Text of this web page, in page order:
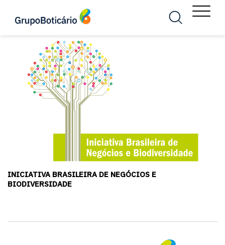
Busca Menu
INICIATIVA BRASILEIRA DE NEGÓCIOS E
BIODIVERSIDADE